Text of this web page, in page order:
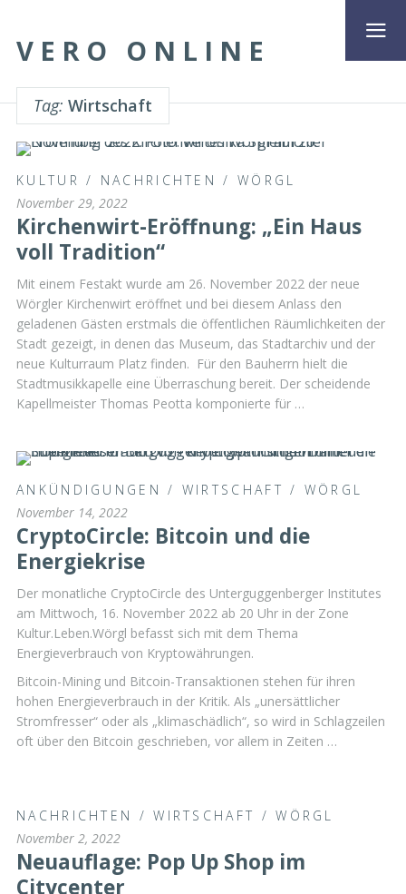
VERO ONLINE
Tag: Wirtschaft
KULTUR / NACHRICHTEN /WÖRGL
November 29, 2022
Kirchenwirt-Eröffnung: „Ein Haus
voll Tradition“
Mit einem Festakt wurde am 26. November 2022 der neue
Wörgler Kirchenwirt eröffnet und bei diesem Anlass den
geladenen Gästen erstmals die öffentlichen Räumlichkeiten der
Stadt gezeigt, in denen das Museum, das Stadtarchiv und der
neue Kulturraum Platz finden. Für den Bauherrn hielt die
Stadtmusikkapelle eine Überraschung bereit. Der scheidende
Kapellmeister Thomas Peotta komponierte für …
ANKÜNDIGUNGEN / WIRTSCHAFT / WÖRGL
November 14, 2022
CryptoCircle: Bitcoin und die
Energiekrise
Der monatliche CryptoCircle des Unterguggenberger Institutes
am Mittwoch, 16. November 2022 ab 20 Uhr in der Zone
Kultur.Leben.Wörgl befasst sich mit dem Thema
Energieverbrauch von Kryptowährungen.
Bitcoin-Mining und Bitcoin-Transaktionen stehen für ihren
hohen Energieverbrauch in der Kritik. Als „unersättlicher
Stromfresser“ oder als „klimaschädlich“, so wird in Schlagzeilen
oft über den Bitcoin geschrieben, vor allem in Zeiten …
NACHRICHTEN /WIRTSCHAFT /WÖRGL
November 2, 2022
Neuauflage: Pop Up Shop im
Citycenter